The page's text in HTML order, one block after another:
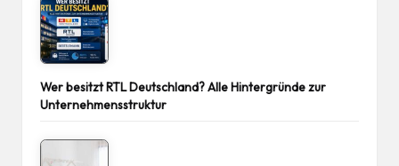
Wer besitzt RTL Deutschland? Alle Hintergründe zur
Unternehmensstruktur